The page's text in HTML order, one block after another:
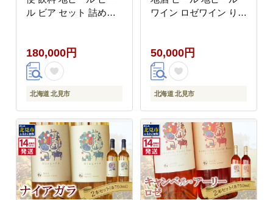
ル ビア セット 詰め合
180,000円
北海道 北見市
ワイン ロゼワイン りん
50,000円
北海道 北見市